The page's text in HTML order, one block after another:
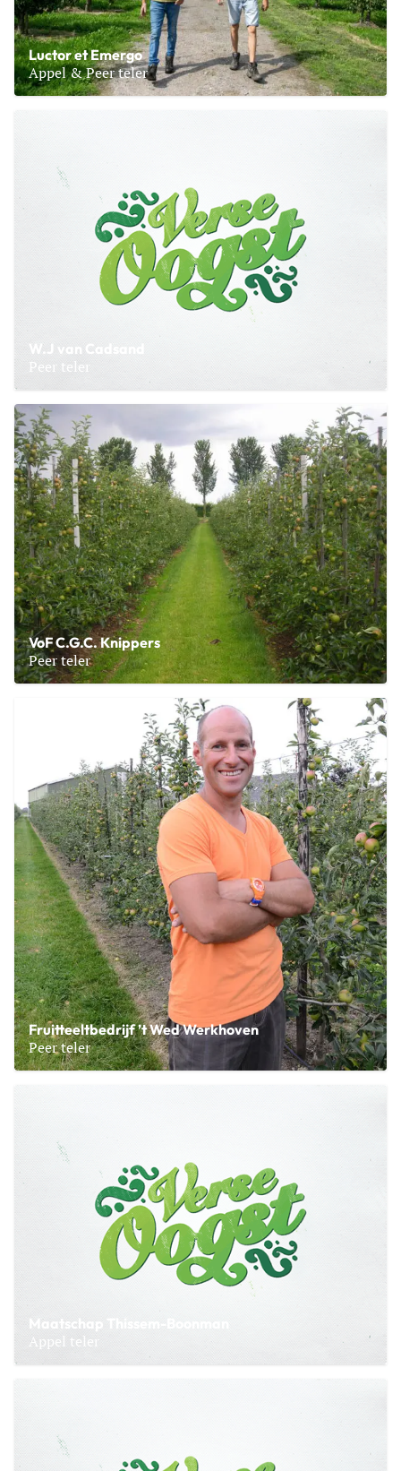
Luctor et Emergo
Appel & Peer teler
W.J van Cadsand
Peer teler
VoF C.G.C. Knippers
Peer teler
Fruitteeltbedrijf ’t Wed Werkhoven
Peer teler
Maatschap Thissem-Boonman
Appel teler